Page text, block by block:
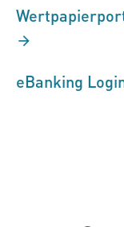
eBanking